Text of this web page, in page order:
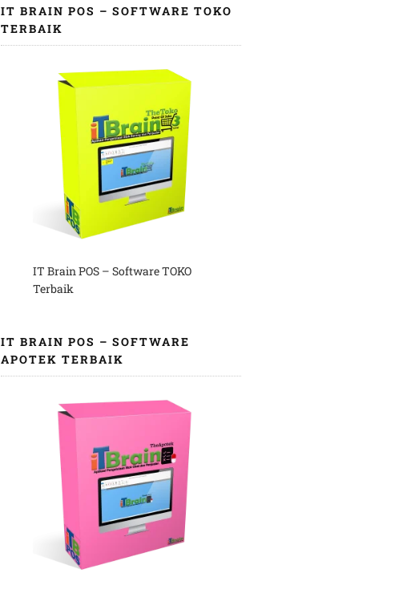
IT BRAIN POS – SOFTWARE TOKO
TERBAIK
IT Brain POS – Software TOKO
Terbaik
IT BRAIN POS – SOFTWARE
APOTEK TERBAIK